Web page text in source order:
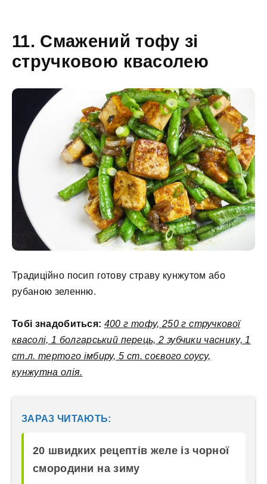
11. Смажений тофу зі
стручковою квасолею
Традиційно посип готову страву кунжутом або
рубаною зеленню.
Тобі знадобиться: 400 г тофу, 250 г стручкової
квасолі, 1 болгарський перець, 2 зубчики часнику, 1
ст.л. тертого імбиру, 5 ст. соєвого соусу,
кунжутна олія.
ЗАРАЗ ЧИТАЮТЬ:
20 швидких рецептів желе із чорної
смородини на зиму